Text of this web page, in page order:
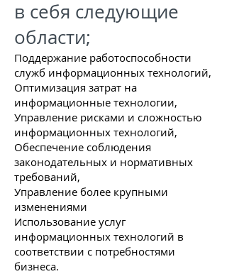
в себя следующие
области;
Поддержание работоспособности
служб информационных технологий,
Оптимизация затрат на
информационные технологии,
Управление рисками и сложностью
информационных технологий,
Обеспечение соблюдения
законодательных и нормативных
требований,
Управление более крупными
изменениями
Использование услуг
информационных технологий в
соответствии с потребностями
бизнеса.